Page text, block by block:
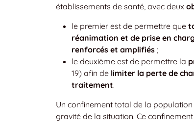
établissements de santé, avec deux
le premier est de permettre que
réanimation et de prise en
renforcés et amplifiés ;
le deuxième est de permettre la
19) afin de limiter la perte de
traitement.
Un confinement total de la
gravité de la situation. Ce